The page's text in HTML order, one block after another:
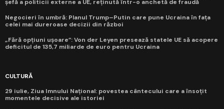
șefă a politicii externe a UE, reținută într-o anchetă de fraudă
Negocieri în umbră: Planul Trump–Putin care pune Ucraina în fața
celei mai dureroase decizii din război
„Fără opțiuni ușoare”: Von der Leyen presează statele UE să acopere
deficitul de 135,7 miliarde de euro pentru Ucraina
CULTURĂ
29 iulie, Ziua Imnului Național: povestea cântecului care a însoțit
momentele decisive ale istoriei